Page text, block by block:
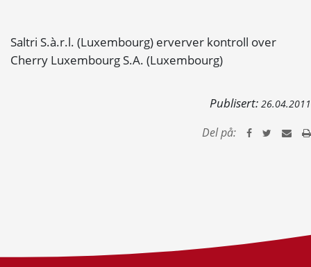
Saltri S.à.r.l. (Luxembourg) erverver kontroll over
Cherry Luxembourg S.A. (Luxembourg)
Publisert: 26.04.2011
Del på: